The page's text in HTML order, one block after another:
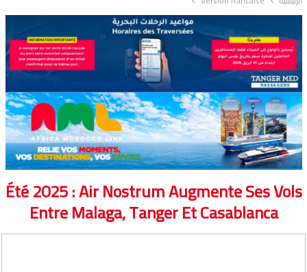
Été 2025 : Air Nostrum Augmente Ses Vols
Entre Malaga, Tanger Et Casablanca